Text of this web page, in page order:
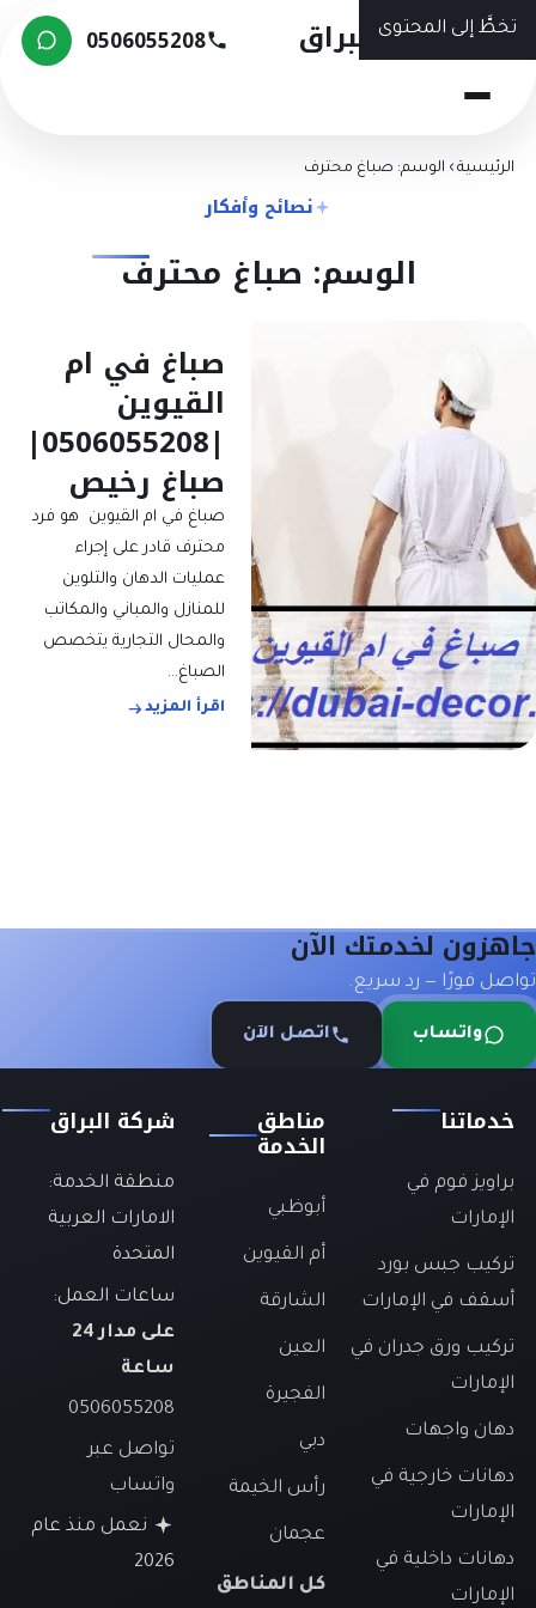
تخطَّ إلى المحتوى
شركة البراق 0506055208
الرئيسية › الوسم: صباغ محترف
نصائح وأفكار
الوسم: صباغ محترف
صباغ في ام
القيوين
|0506055208|
صباغ رخيص
صباغ في ام القيوين هو فرد
محترف قادر على إجراء
عمليات الدهان والتلوين
للمنازل والمباني والمكاتب
والمحال التجارية يتخصص
الصباغ…
اقرأ المزيد
جاهزون لخدمتك الآن
تواصل فورًا — رد سريع.
واتساب اتصل الآن
خدماتنا
براويز فوم في
الإمارات
تركيب جبس بورد
أسقف في الإمارات
تركيب ورق جدران في
الإمارات
دهان واجهات
دهانات خارجية في
الإمارات
دهانات داخلية في
الإمارات
مناطق
الخدمة
أبوظبي
أم القيوين
الشارقة
العين
الفجيرة
دبي
رأس الخيمة
عجمان
كل المناطق
شركة البراق
منطقة الخدمة:
الامارات العربية
المتحدة
ساعات العمل:
على مدار 24
ساعة
0506055208
تواصل عبر
واتساب
نعمل منذ عام
2026